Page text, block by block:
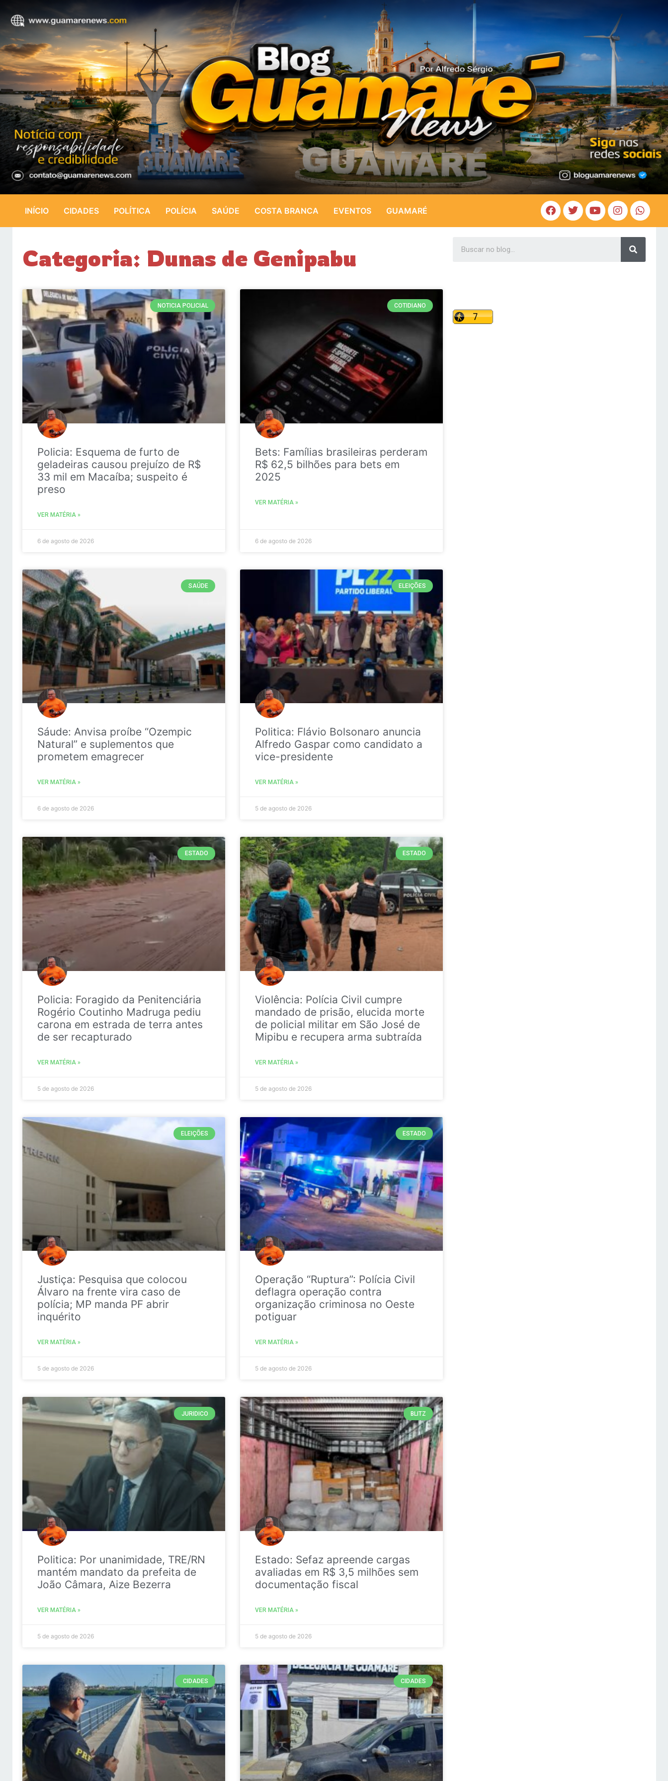
INÍCIO CIDADES POLÍTICA POLÍCIA SAÚDE COSTA BRANCA EVENTOS GUAMARÉ
Categoria: Dunas de Genipabu
NOTICIA POLICIAL
Policia: Esquema de furto de
geladeiras causou prejuízo de R$
33 mil em Macaíba; suspeito é
preso
VER MATÉRIA »
6 de agosto de 2026
COTIDIANO
Bets: Famílias brasileiras perderam
R$ 62,5 bilhões para bets em
2025
VER MATÉRIA »
6 de agosto de 2026
SAÚDE
Sáude: Anvisa proíbe “Ozempic
Natural” e suplementos que
prometem emagrecer
VER MATÉRIA »
6 de agosto de 2026
ELEIÇÕES
Politica: Flávio Bolsonaro anuncia
Alfredo Gaspar como candidato a
vice-presidente
VER MATÉRIA »
5 de agosto de 2026
ESTADO
Policia: Foragido da Penitenciária
Rogério Coutinho Madruga pediu
carona em estrada de terra antes
de ser recapturado
VER MATÉRIA »
5 de agosto de 2026
ESTADO
Violência: Polícia Civil cumpre
mandado de prisão, elucida morte
de policial militar em São José de
Mipibu e recupera arma subtraída
VER MATÉRIA »
5 de agosto de 2026
ELEIÇÕES
Justiça: Pesquisa que colocou
Álvaro na frente vira caso de
polícia; MP manda PF abrir
inquérito
VER MATÉRIA »
5 de agosto de 2026
ESTADO
Operação “Ruptura”: Polícia Civil
deflagra operação contra
organização criminosa no Oeste
potiguar
VER MATÉRIA »
5 de agosto de 2026
JURIDICO
Politica: Por unanimidade, TRE/RN
mantém mandato da prefeita de
João Câmara, Aize Bezerra
VER MATÉRIA »
5 de agosto de 2026
BLITZ
Estado: Sefaz apreende cargas
avaliadas em R$ 3,5 milhões sem
documentação fiscal
VER MATÉRIA »
5 de agosto de 2026
CIDADES CIDADES